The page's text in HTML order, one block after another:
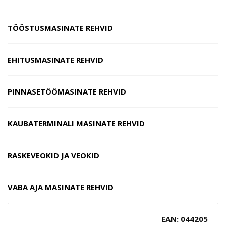
TÖÖSTUSMASINATE REHVID
EHITUSMASINATE REHVID
PINNASETÖÖMASINATE REHVID
KAUBATERMINALI MASINATE REHVID
RASKEVEOKID JA VEOKID
VABA AJA MASINATE REHVID
EAN: 044205